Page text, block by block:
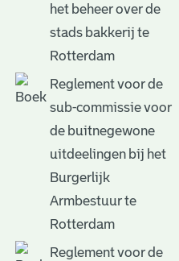
het beheer over de
stads bakkerij te
Rotterdam
Reglement voor de
sub-commissie voor
de buitnegewone
uitdeelingen bij het
Burgerlijk
Armbestuur te
Rotterdam
Reglement voor de